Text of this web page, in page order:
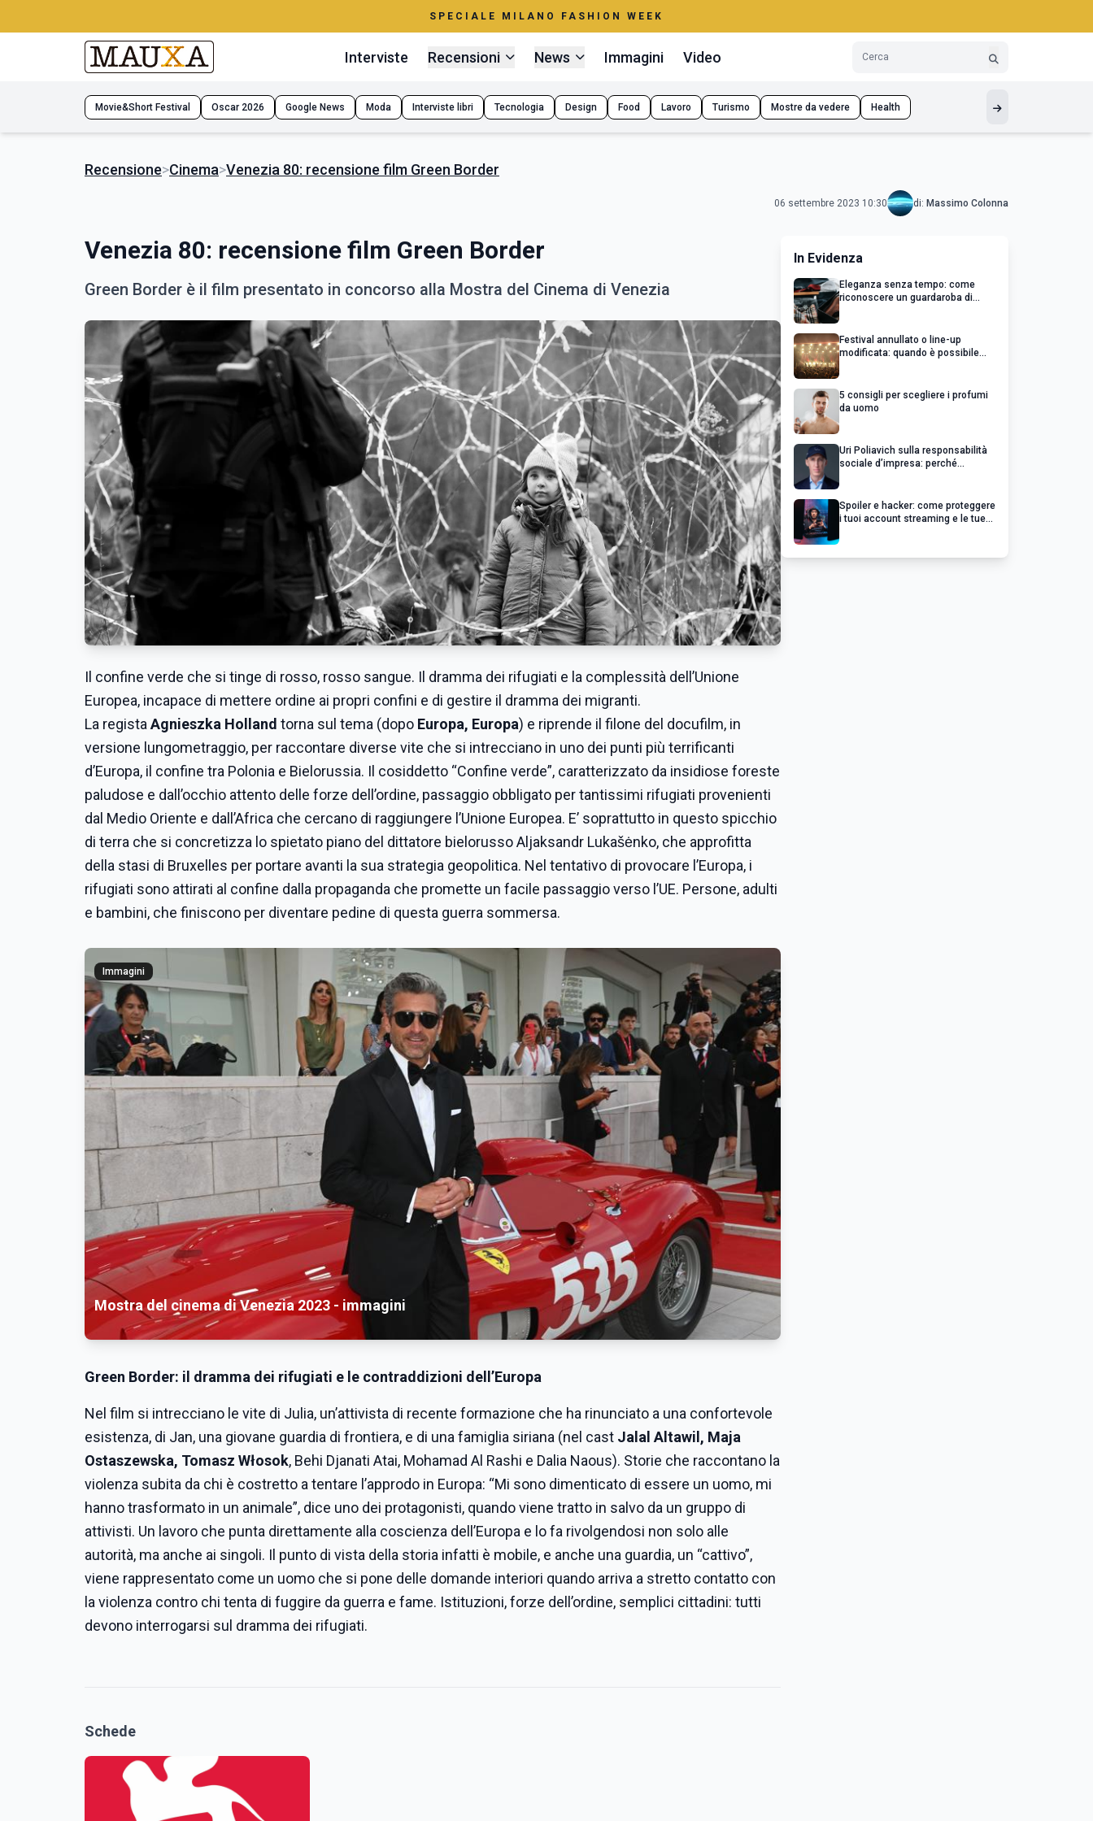
SPECIALE MILANO FASHION WEEK
Interviste Recensioni News Immagini Video
Movie&Short Festival Oscar 2026 Google News Moda Interviste libri Tecnologia Design Food Lavoro Turismo Mostre da vedere Health
Recensione>Cinema>Venezia 80: recensione film Green Border
06 settembre 2023 10:30 di: Massimo Colonna
Venezia 80: recensione film Green Border
Green Border è il film presentato in concorso alla Mostra del Cinema di Venezia
Il confine verde che si tinge di rosso, rosso sangue. Il dramma dei rifugiati e la complessità dell’Unione
Europea, incapace di mettere ordine ai propri confini e di gestire il dramma dei migranti.
La regista Agnieszka Holland torna sul tema (dopo Europa, Europa) e riprende il filone del docufilm, in
versione lungometraggio, per raccontare diverse vite che si intrecciano in uno dei punti più terrificanti
d’Europa, il confine tra Polonia e Bielorussia. Il cosiddetto “Confine verde”, caratterizzato da insidiose foreste
paludose e dall’occhio attento delle forze dell’ordine, passaggio obbligato per tantissimi rifugiati provenienti
dal Medio Oriente e dall’Africa che cercano di raggiungere l’Unione Europea. E’ soprattutto in questo spicchio
di terra che si concretizza lo spietato piano del dittatore bielorusso Aljaksandr Lukašėnko, che approfitta
della stasi di Bruxelles per portare avanti la sua strategia geopolitica. Nel tentativo di provocare l’Europa, i
rifugiati sono attirati al confine dalla propaganda che promette un facile passaggio verso l’UE. Persone, adulti
e bambini, che finiscono per diventare pedine di questa guerra sommersa.
Immagini
Mostra del cinema di Venezia 2023 - immagini
Green Border: il dramma dei rifugiati e le contraddizioni dell’Europa
Nel film si intrecciano le vite di Julia, un’attivista di recente formazione che ha rinunciato a una confortevole
esistenza, di Jan, una giovane guardia di frontiera, e di una famiglia siriana (nel cast Jalal Altawil, Maja
Ostaszewska, Tomasz Włosok, Behi Djanati Atai, Mohamad Al Rashi e Dalia Naous). Storie che raccontano la
violenza subita da chi è costretto a tentare l’approdo in Europa: “Mi sono dimenticato di essere un uomo, mi
hanno trasformato in un animale”, dice uno dei protagonisti, quando viene tratto in salvo da un gruppo di
attivisti. Un lavoro che punta direttamente alla coscienza dell’Europa e lo fa rivolgendosi non solo alle
autorità, ma anche ai singoli. Il punto di vista della storia infatti è mobile, e anche una guardia, un “cattivo”,
viene rappresentato come un uomo che si pone delle domande interiori quando arriva a stretto contatto con
la violenza contro chi tenta di fuggire da guerra e fame. Istituzioni, forze dell’ordine, semplici cittadini: tutti
devono interrogarsi sul dramma dei rifugiati.
Schede
In Evidenza
Eleganza senza tempo: come
riconoscere un guardaroba di
Festival annullato o line-up
modificata: quando è possibile
5 consigli per scegliere i profumi
da uomo
Uri Poliavich sulla responsabilità
sociale d’impresa: perché
Spoiler e hacker: come proteggere
i tuoi account streaming e le tue